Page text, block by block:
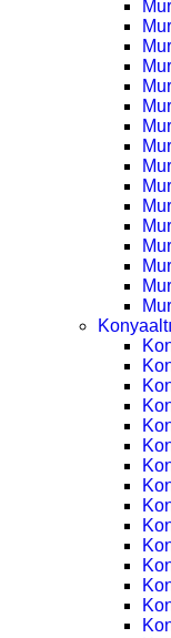
Konyaaltı